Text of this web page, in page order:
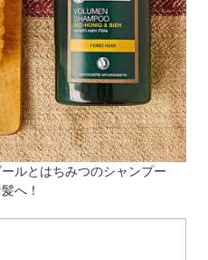
ルとはちみつのシャンプー
へ！